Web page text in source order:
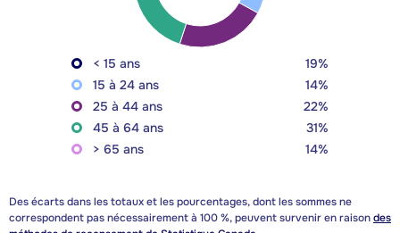
< 15 ans
19%
15 à 24 ans
14%
25 à 44 ans
22%
45 à 64 ans
31%
> 65 ans
14%
Des écarts dans les totaux et les pourcentages, dont les sommes ne
correspondent pas nécessairement à 100 %, peuvent survenir en raisondes